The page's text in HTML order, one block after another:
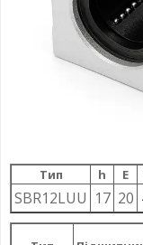
Тип h E
SBR12LUU 17 20